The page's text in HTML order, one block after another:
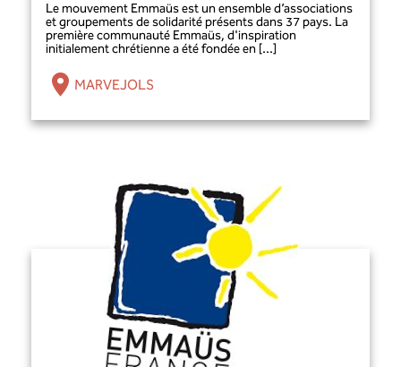
Le mouvement Emmaüs est un ensemble d’associations
et groupements de solidarité présents dans 37 pays. La
première communauté Emmaüs, d'inspiration
initialement chrétienne a été fondée en [...]
MARVEJOLS